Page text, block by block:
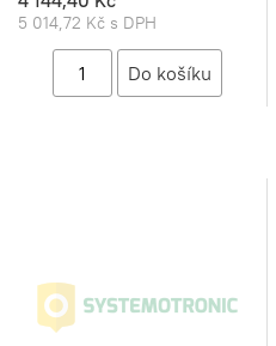
5 014,72 Kč s DPH